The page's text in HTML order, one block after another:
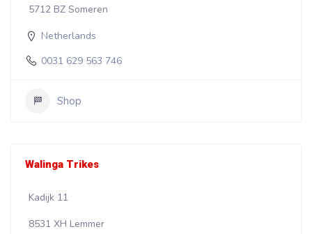
5712 BZ Someren
Netherlands
0031 629 563 746
Shop
Walinga Trikes
Kadijk 11
8531 XH Lemmer